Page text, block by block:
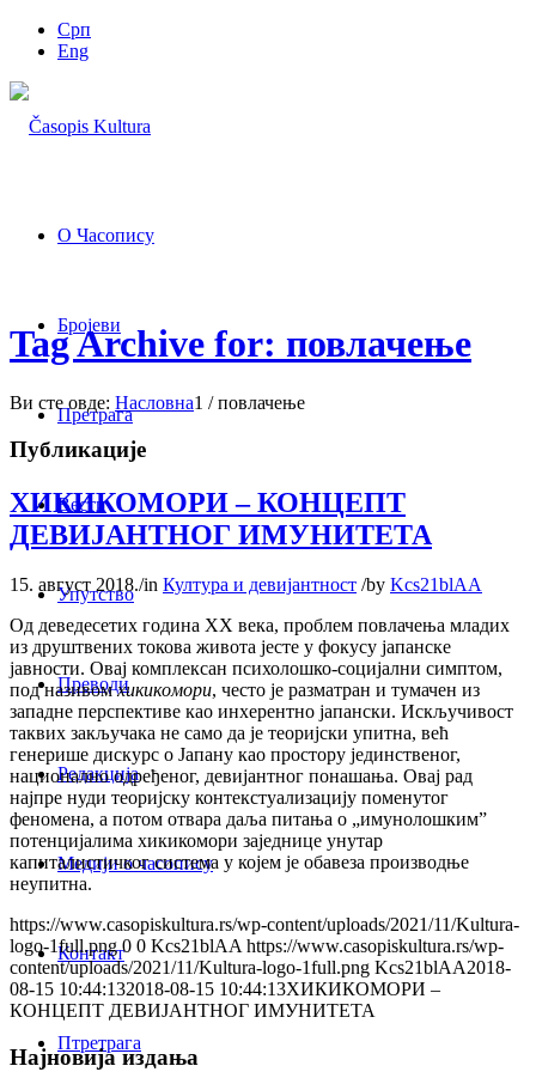
Срп
Eng
О Часопису
Бројеви
Претрага
Вести
Упутство
Преводи
Редакција
Медији о часопису
Контакт
Птретрага
Tag Archive for: повлачење
Ви сте овде: Насловна1 / повлачење
Публикације
ХИКИКОМОРИ – КОНЦЕПТ
ДЕВИЈАНТНОГ ИМУНИТЕТА
15. август 2018./in Култура и девијантност /by Kcs21blAA
Од деведесетих година ХХ века, проблем повлачења младих
из друштвених токова живота јесте у фокусу јапанске
јавности. Овај комплексан психолошко-социјални симптом,
под називомхикикомори, често је разматран и тумачен из
западне перспективе као инхерентно јапански. Искључивост
таквих закључака не само да је теоријски упитна, већ
генерише дискурс о Јапану као простору јединственог,
национално одређеног, девијантног понашања. Овај рад
најпре нуди теоријску контекстуализацију поменутог
феномена, а потом отвара даља питања о „имунолошким”
потенцијалима хикикомори заједнице унутар
капиталистичког система у којем је обавеза производње
неупитна.
https://www.casopiskultura.rs/wp-content/uploads/2021/11/Kultura-
logo-1full.png 0 0 Kcs21blAA https://www.casopiskultura.rs/wp-
content/uploads/2021/11/Kultura-logo-1full.png Kcs21blAA2018-
08-15 10:44:132018-08-15 10:44:13ХИКИКОМОРИ –
КОНЦЕПТ ДЕВИЈАНТНОГ ИМУНИТЕТА
Најновија издања